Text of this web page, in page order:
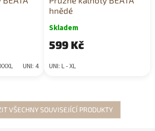
UNI: 4XL - 6XL
hnědé
Skladem
599 Kč
UNI: L - XL
VŠECHNY SOUVISEJÍCÍ PRODUKTY